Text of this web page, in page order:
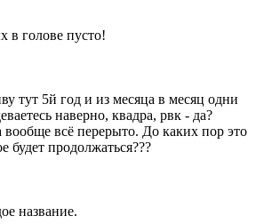
в голове пусто!
тут 5й год и из месяца в месяц одни
наверно, квадра, рвк - да?
вообще всё перерыто. До каких пор это
будет продолжаться???
название.